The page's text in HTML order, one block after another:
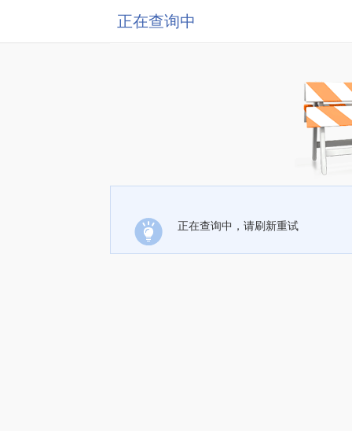
正在查询中
正在查询中，请刷新重试